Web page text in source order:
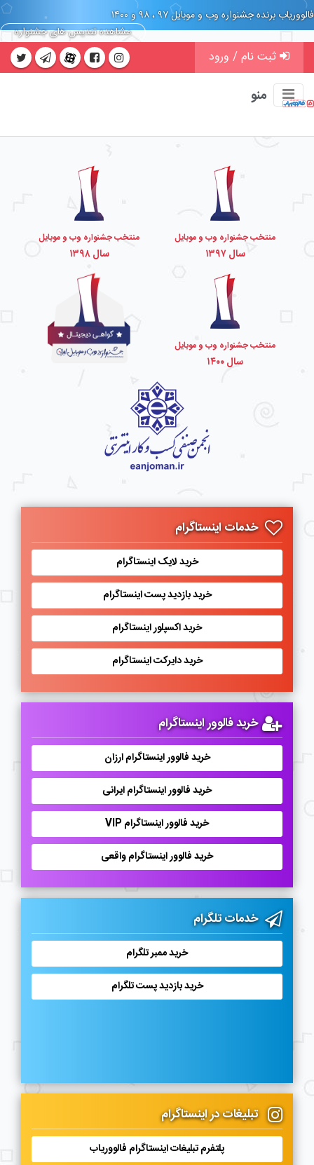
فالووریاب برنده جشنواره وب و موبایل ۹۷ ، ۹۸ و ۱۴۰۰
مشاهده تندیس های جشنواره
ثبت نام / ورود
منو
منتخب جشنواره وب و موبایل
سال ۱۳۹۷
منتخب جشنواره وب و موبایل
سال ۱۳۹۸
منتخب جشنواره وب و موبایل
سال ۱۴۰۰
خدمات اینستاگرام
خرید لایک اینستاگرام
خرید بازدید پست اینستاگرام
خرید اکسپلور اینستاگرام
خرید دایرکت اینستاگرام
خرید فالوور اینستاگرام
خرید فالوور اینستاگرام ارزان
خرید فالوور اینستاگرام ایرانی
خرید فالوور اینستاگرام VIP
خرید فالوور اینستاگرام واقعی
خدمات تلگرام
خرید ممبر تلگرام
خرید بازدید پست تلگرام
تبلیغات در اینستاگرام
پلتفرم تبلیغات اینستاگرام فالووریاب